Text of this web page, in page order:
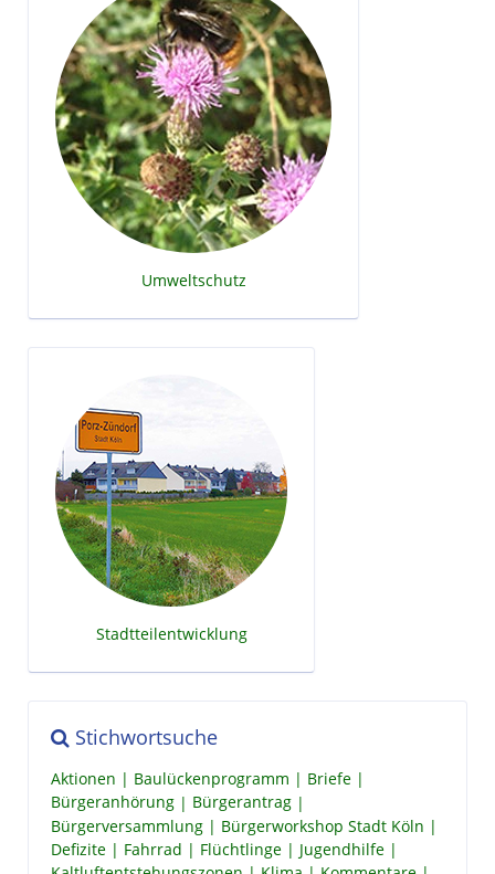
Umweltschutz
Stadtteilentwicklung
Stichwortsuche
Aktionen Baulückenprogramm
Briefe
Bürgeranhörung
Bürgerantrag
Bürgerversammlung
Bürgerworkshop Stadt Köln
Defizite
Fahrrad Flüchtlinge
Jugendhilfe